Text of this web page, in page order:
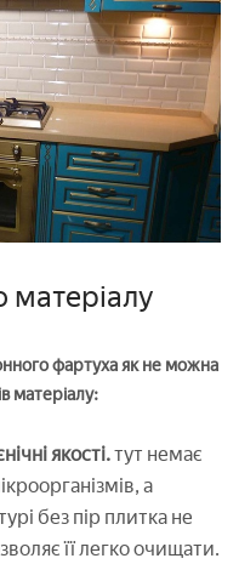
матеріалу
фартуха як не можна
матеріалу:
якості.тут немає
а
без пір плитка не
її легко очищати.